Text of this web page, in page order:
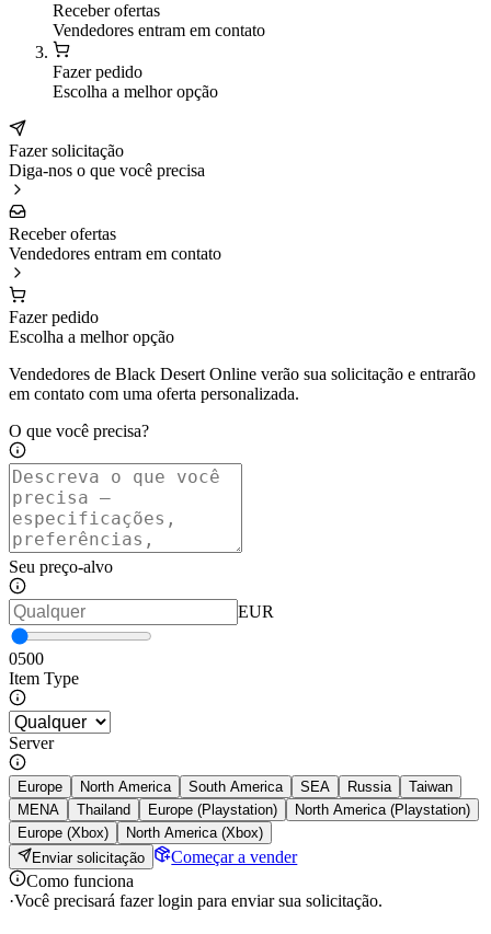
Receber ofertas
Vendedores entram em contato
Fazer pedido
Escolha a melhor opção
Fazer solicitação
Diga-nos o que você precisa
Receber ofertas
Vendedores entram em contato
Fazer pedido
Escolha a melhor opção
Vendedores de Black Desert Online verão sua solicitação e entrarão
em contato com uma oferta personalizada.
O que você precisa?
Seu preço-alvo
EUR
0500
Item Type
Server
Europe North America South America SEA Russia
Taiwan
MENA
Thailand Europe (Playstation)
North America (Playstation)
Europe (Xbox)
North America (Xbox)
Enviar solicitação
Começar a vender
Como funciona
·Você precisará fazer login para enviar sua solicitação.